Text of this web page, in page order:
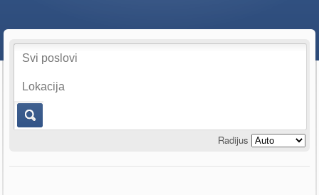
Radijus